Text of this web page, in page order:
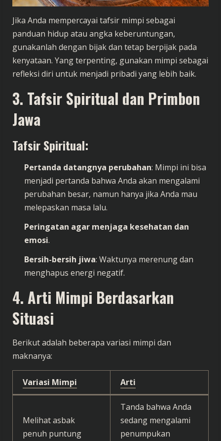
Jika Anda mempercayai tafsir mimpi sebagai
panduan hidup atau angka keberuntungan,
gunakanlah dengan bijak dan tetap berpijak pada
kenyataan. Yang terpenting, gunakan mimpi sebagai
refleksi diri untuk menjadi pribadi yang lebih baik.
3. Tafsir Spiritual dan Primbon
Jawa
Tafsir Spiritual:
Pertanda datangnya perubahan: Mimpi ini bisa
menjadi pertanda bahwa Anda akan mengalami
perubahan besar, namun hanya jika Anda mau
melepaskan masa lalu.
Peringatan agar menjaga kesehatan dan
emosi.
Bersih-bersih jiwa: Waktunya merenung dan
menghapus energi negatif.
4. Arti Mimpi Berdasarkan
Situasi
Berikut adalah beberapa variasi mimpi dan
maknanya:
Variasi Mimpi Arti
Melihat asbak
penuh puntung
Tanda bahwa Anda
sedang mengalami
penumpukan